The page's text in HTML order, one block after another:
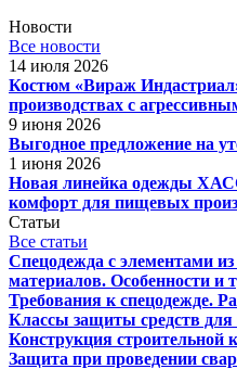
Новости
Все новости
14 июля 2026
Костюм «Вираж
производствах с
9 июня 2026
Выгодное предложение на
1 июня 2026
Новая линейка одежды
комфорт для пищевых
Статьи
Все статьи
Спецодежда с элементами
материалов. Особенности и
Требования к спецодежде.
Классы защиты средств
Конструкция строительной
Защита при проведении